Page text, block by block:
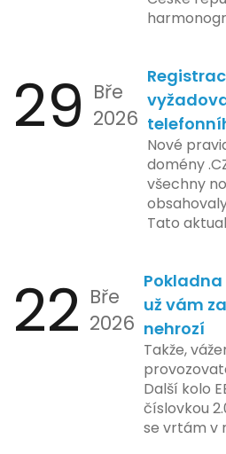
zahrnuje
platformy
které by
konce
že tato
systémů a
potřebné
být
plánovaná
na školení
včetně
školení
účetní
také k
systému
podnikání.
29 Bře
2026
Nové
domény
všechny
Tato
České
telefonní
nově
také může
majitele
jejich údajů.
22 Bře
2026
už vám
nehrozí
Takže,
Další kolo
číslovkou
se vrtám v